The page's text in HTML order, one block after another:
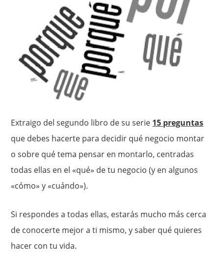
Extraigo del segundo libro de su serie 15 preguntas
que debes hacerte para decidir qué negocio montar
o sobre qué tema pensar en montarlo, centradas
todas ellas en el «qué» de tu negocio (y en algunos
«cómo» y «cuándo»).
Si respondes a todas ellas, estarás mucho más cerca
de conocerte mejor a ti mismo, y saber qué quieres
hacer con tu vida.